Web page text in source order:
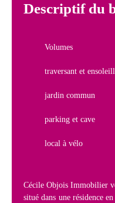
Descriptif du
Volumes
traversant et
jardin commun
parking et cave
local à vélo
Cécile Objois Immobilier
situé dans une résidence